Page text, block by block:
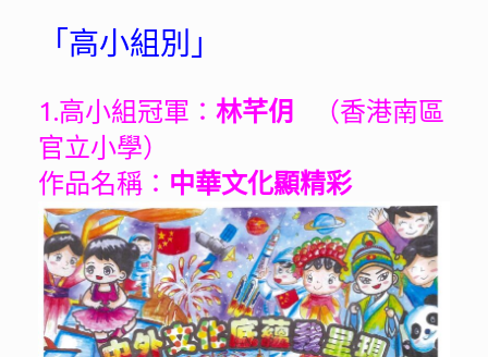
「高小組別」
1.高小組冠軍： 林芊仴
（香港南區
官立小學）
作品名稱： 中華文化顯精彩